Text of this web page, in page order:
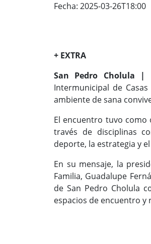
Fecha: 2025-03-26T18:00
+ EXTRA
San Pedro Cholula |
Intermunicipal de
ambiente de sana
El encuentro tuvo como
través de disciplinas
deporte, la estrategia y
En su mensaje, la
Familia, Guadalupe
de San Pedro Cholula
espacios de encuentro